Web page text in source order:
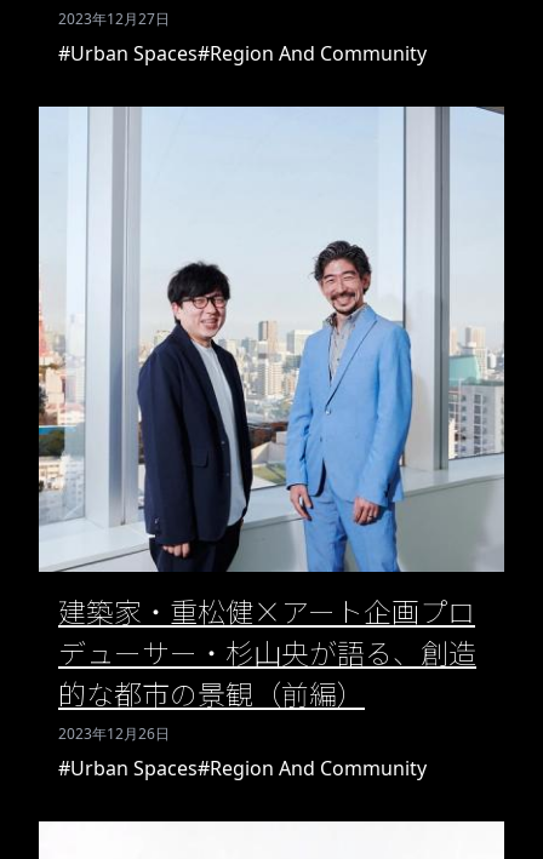
2023年12月27日
#Urban Spaces#Region And Community
建築家・重松健×アート企画プロ
デューサー・杉山央が語る、創造
的な都市の景観（前編）
2023年12月26日
#Urban Spaces#Region And Community